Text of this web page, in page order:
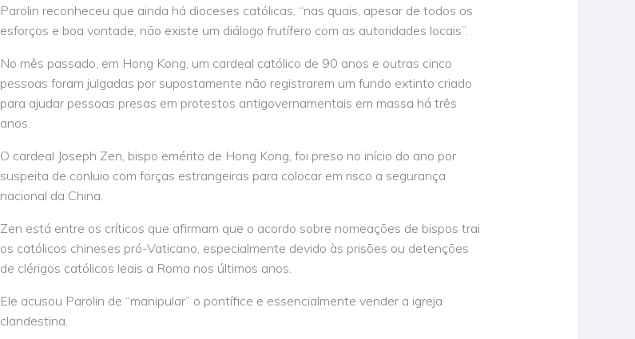
Parolin reconheceu que ainda há dioceses católicas, “nas quais, apesar de todos os
esforços e boa vontade, não existe um diálogo frutífero com as autoridades locais”.
No mês passado, em Hong Kong, um cardeal católico de 90 anos e outras cinco
pessoas foram julgadas por supostamente não registrarem um fundo extinto criado
para ajudar pessoas presas em protestos antigovernamentais em massa há três
anos.
O cardeal Joseph Zen, bispo emérito de Hong Kong, foi preso no início do ano por
suspeita de conluio com forças estrangeiras para colocar em risco a segurança
nacional da China.
Zen está entre os críticos que afirmam que o acordo sobre nomeações de bispos trai
os católicos chineses pró-Vaticano, especialmente devido às prisões ou detenções
de clérigos católicos leais a Roma nos últimos anos.
Ele acusou Parolin de “manipular” o pontífice e essencialmente vender a igreja
clandestina.